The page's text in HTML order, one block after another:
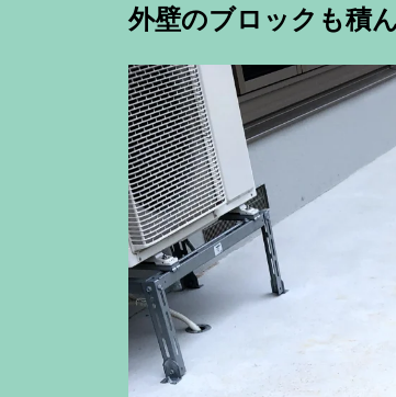
外壁のブロックも積